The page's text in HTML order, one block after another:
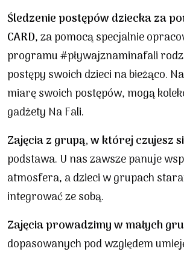
Śledzenie postępów dziecka za
CARD, za pomocą specjalnie
programu #pływajznaminafali
postępy swoich dzieci na bieżąco.
miarę swoich postępów, mogą
gadżety Na Fali.
Zajęcia z grupą, w której czujesz
podstawa. U nas zawsze panuje
atmosfera, a dzieci w grupach
integrować ze sobą.
Zajęcia prowadzimy w małych
dopasowanych pod względem